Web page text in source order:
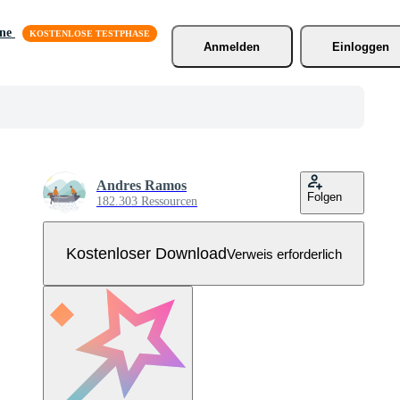
Anmelden
Einloggen
Andres Ramos
182.303 Ressourcen Folgen
Kostenloser DownloadVerweis erforderlich